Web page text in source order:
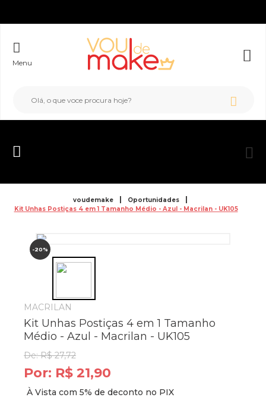
Menu
voudemake
Oportunidades
Kit Unhas Postiças 4 em 1 Tamanho Médio - Azul - Macrilan - UK105
-20%
MACRILAN
Kit Unhas Postiças 4 em 1 Tamanho
Médio - Azul - Macrilan - UK105
De:R$ 27,72
Por: R$ 21,90